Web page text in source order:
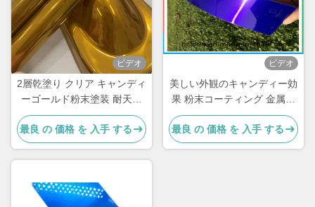
ビデオ
2層乾塗り クリア キャンディ
ーゴールド粉末塗装 耐天候
高透明度
最良 の 価格 を 入手 する
ビデオ
美しい外観のキャンディー効
果 粉末コーティング 金属仕
上げ
最良 の 価格 を 入手 する